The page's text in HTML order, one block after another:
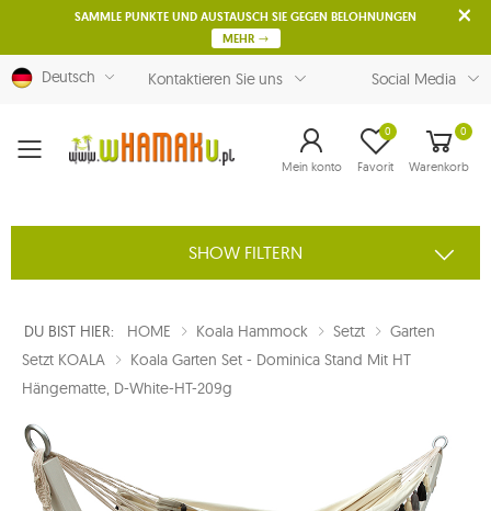
SAMMLE PUNKTE UND AUSTAUSCH SIE GEGEN BELOHNUNGEN
MEHR
Deutsch Kontaktieren Sie uns Social Media
Menu Mein konto Favorit
0 0
Warenkorb
SHOW FILTERN
DU BIST HIER: HOME Koala Hammock Setzt
Garten
Setzt KOALA
Koala Garten Set - Dominica Stand Mit HT
Hängematte, D-White-HT-209g